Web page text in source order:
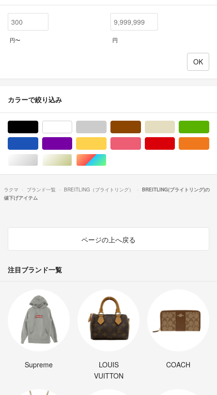
円〜 円
カラーで絞り込み
シルバー/銀色系ゴールド/金色系マルチカラー
ラクマ ブランド一覧 BREITLING（ブライトリング）
BREITLING(ブライトリング)の
値下げアイテム
ページの上へ戻る
注目ブランド一覧
Supreme
LOUIS
VUITTON
COACH